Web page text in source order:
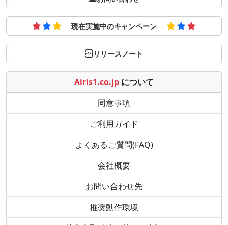
現在実施中のキャンペーン
リリースノート
Airis1.co.jp について
同意事項
ご利用ガイド
よくあるご質問(FAQ)
会社概要
お問い合わせ先
推奨動作環境